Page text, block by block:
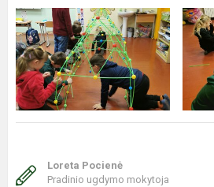
Loreta Pocienė
Pradinio ugdymo mokytoja